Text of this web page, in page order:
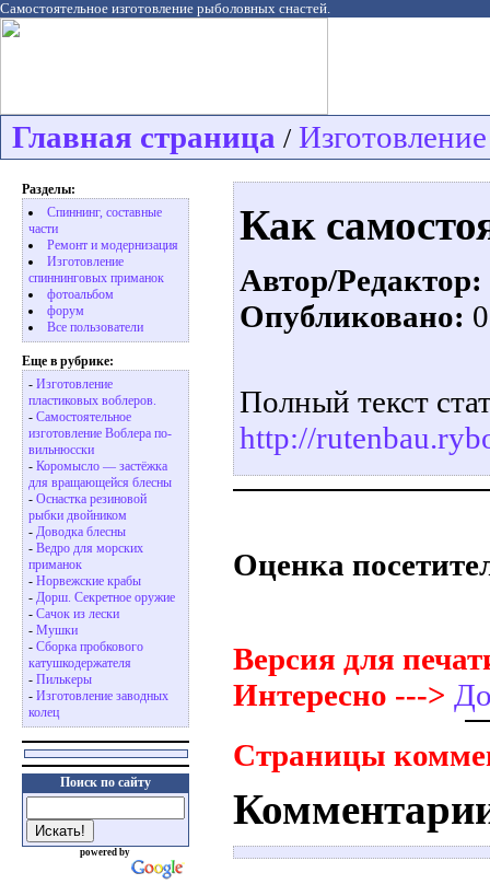
Самостоятельное изготовление рыболовных снастей.
Главная страница /
Разделы:
Спиннинг, составные
части
Ремонт и модернизация
Изготовление
спиннинговых приманок
фотоальбом
форум
Все пользователи
Еще в рубрике:
- Изготовление
пластиковых воблеров.
- Самостоятельное
изготовление Воблера по-
вильнюсски
- Коромысло — застёжка
для вращающейся блесны
- Оснастка резиновой
рыбки двойником
- Доводка блесны
- Ведро для морских
приманок
- Норвежские крабы
- Дорш. Секретное оружие
- Сачок из лески
- Мушки
- Сборка пробкового
катушкодержателя
- Пилькеры
- Изготовление заводных
колец
Поиск по сайту
powered by
Как
Автор/Редактор:
Опубликовано:
Полный текст
http://
Оценка
Версия для
Интересно --->
Страницы